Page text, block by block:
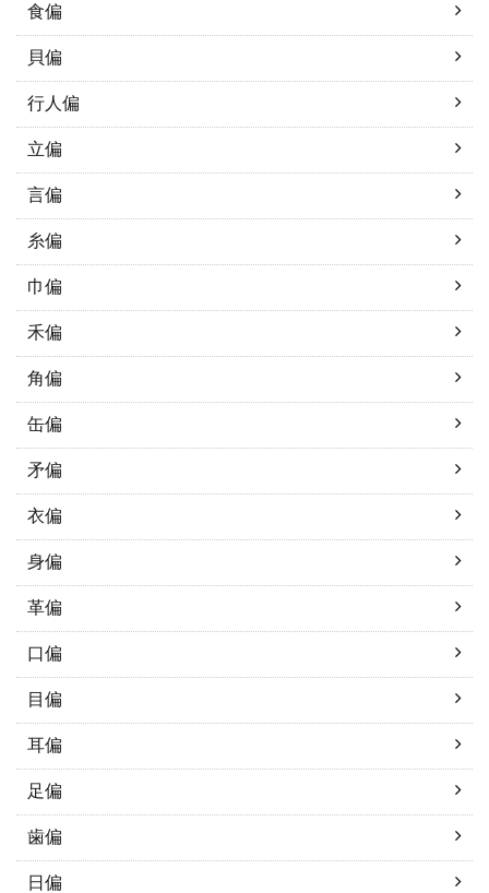
食偏
貝偏
行人偏
立偏
言偏
糸偏
巾偏
禾偏
角偏
缶偏
矛偏
衣偏
身偏
革偏
口偏
目偏
耳偏
足偏
歯偏
日偏